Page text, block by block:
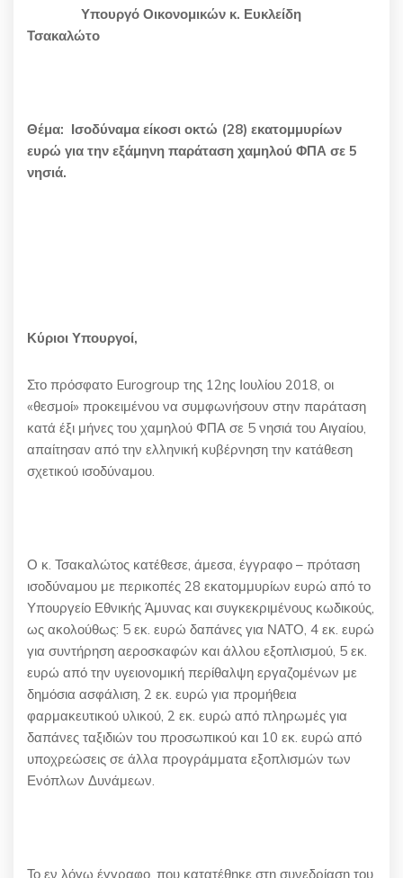
Υπουργό Οικονομικών κ. Ευκλείδη
Τσακαλώτο
Θέμα: Ισοδύναμα είκοσι οκτώ (28) εκατομμυρίων
ευρώ για την εξάμηνη παράταση χαμηλού ΦΠΑ σε 5
νησιά.
Κύριοι Υπουργοί,
Στο πρόσφατο Eurogroup της 12ης Ιουλίου 2018, οι
«θεσμοί» προκειμένου να συμφωνήσουν στην παράταση
κατά έξι μήνες του χαμηλού ΦΠΑ σε 5 νησιά του Αιγαίου,
απαίτησαν από την ελληνική κυβέρνηση την κατάθεση
σχετικού ισοδύναμου.
Ο κ. Τσακαλώτος κατέθεσε, άμεσα, έγγραφο – πρόταση
ισοδύναμου με περικοπές 28 εκατομμυρίων ευρώ από το
Υπουργείο Εθνικής Άμυνας και συγκεκριμένους κωδικούς,
ως ακολούθως: 5 εκ. ευρώ δαπάνες για ΝΑΤΟ, 4 εκ. ευρώ
για συντήρηση αεροσκαφών και άλλου εξοπλισμού, 5 εκ.
ευρώ από την υγειονομική περίθαλψη εργαζομένων με
δημόσια ασφάλιση, 2 εκ. ευρώ για προμήθεια
φαρμακευτικού υλικού, 2 εκ. ευρώ από πληρωμές για
δαπάνες ταξιδιών του προσωπικού και 10 εκ. ευρώ από
υποχρεώσεις σε άλλα προγράμματα εξοπλισμών των
Ενόπλων Δυνάμεων.
Το εν λόγω έγγραφο, που κατατέθηκε στη συνεδρίαση του